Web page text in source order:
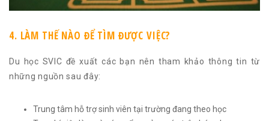
4. LÀM THẾ NÀO ĐỂ TÌM ĐƯỢC VIỆC?
Du học SVIC đề xuất các bạn nên tham khảo thông tin từ
những nguồn sau đây:
Trung tâm hỗ trợ sinh viên tại trường đang theo học